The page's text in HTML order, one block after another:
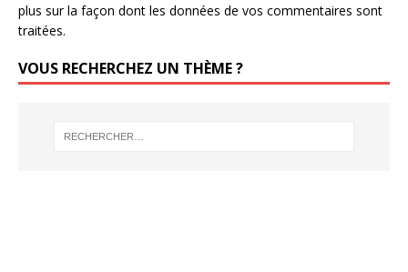
plus sur la façon dont les données de vos commentaires sont
traitées.
VOUS RECHERCHEZ UN THÈME ?